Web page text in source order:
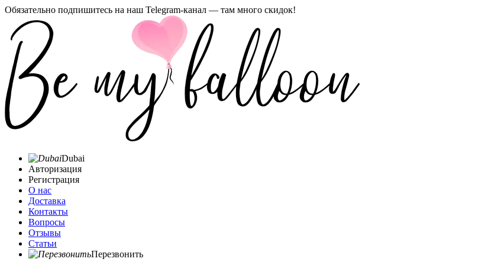
Обязательно подпишитесь на наш Telegram-канал — там много скидок!
Dubai
Авторизация
Регистрация
О нас
Доставка
Контакты
Вопросы
Отзывы
Статьи
Перезвонить